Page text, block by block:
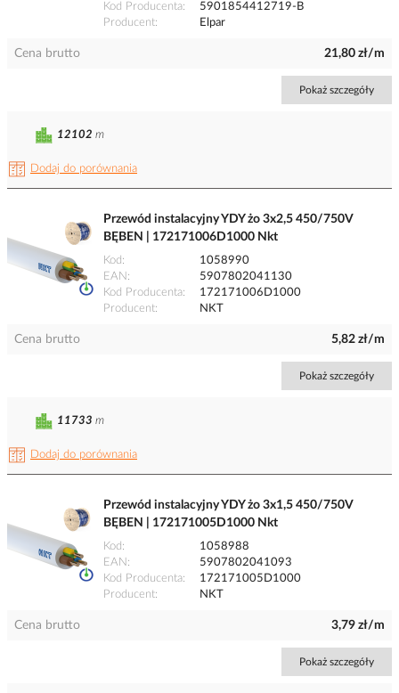
Kod Producenta
5901854412719-B
Producent
Elpar
Cena brutto 21,80 zł/m
Pokaż szczegóły
Dodaj do porównania
12102 m
Przewód instalacyjny YDY żo 3x2,5 450/750V
BĘBEN | 172171006D1000 Nkt
Kod
1058990
EAN
5907802041130
Kod Producenta
172171006D1000
Producent
NKT
Cena brutto 5,82 zł/m
Pokaż szczegóły
Dodaj do porównania
11733 m
Przewód instalacyjny YDY żo 3x1,5 450/750V
BĘBEN | 172171005D1000 Nkt
Kod
1058988
EAN
5907802041093
Kod Producenta
172171005D1000
Producent
NKT
Cena brutto 3,79 zł/m
Pokaż szczegóły